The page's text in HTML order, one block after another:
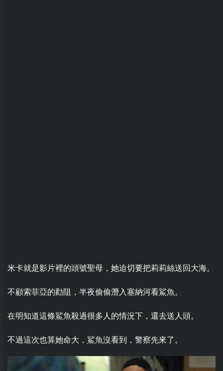
米卡就是影片裡的頭號聖母，她迫切要把莉莉絲送回大海。
不顧索菲亞的勸阻，半夜偷偷潛入塞納河看鯊魚。
在明知道這條鯊魚殺過很多人的情況下，還去送人頭。
不過這次也算她命大，鯊魚沒看到，警察先來了。